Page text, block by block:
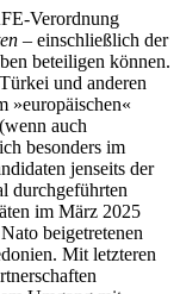
Verordnung
– einschließlich der
beteiligen können.
und anderen
»europäischen«
auch
besonders im
jen­seits der
durchgeführten
im März 2025
beigetretenen
Mit letzteren